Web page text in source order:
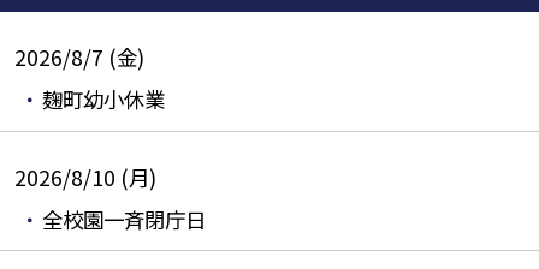
2026/8/7 (金)
麹町幼小休業
2026/8/10 (月)
全校園一斉閉庁日